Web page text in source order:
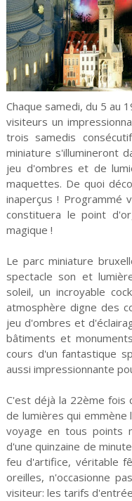
Chaque samedi, du 5 au
visiteurs un
trois samedis
miniature s'illumineront
jeu d'ombres et de
maquettes. De quoi
inaperçus ! Programmé
constituera le point
magique !
Le parc miniature
spectacle son et
soleil, un incroyable
atmosphère digne des
jeu d'ombres et
bâtiments et
cours d'un fantastique
aussi impressionnante
C'est déjà la 22ème fois
de lumières qui
voyage en tous points
d'une quinzaine de
feu d'artifice, véritable
oreilles, n'occasionne
visiteur: les tarifs